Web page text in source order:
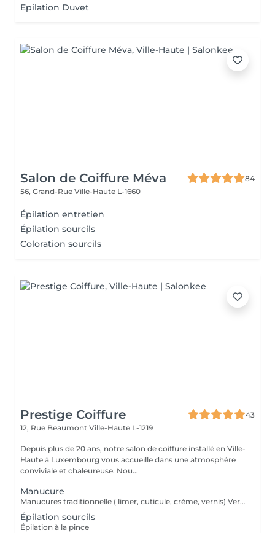
Epilation Duvet
Salon de Coiffure Méva
84
56, Grand-Rue Ville-Haute L-1660
Épilation entretien
Épilation sourcils
Coloration sourcils
Prestige Coiffure
43
12, Rue Beaumont Ville-Haute L-1219
Depuis plus de 20 ans, notre salon de coiffure installé en Ville-
Haute à Luxembourg vous accueille dans une atmosphère
conviviale et chaleureuse. Nou...
Manucure
Manucures traditionnelle ( limer, cuticule, crème, vernis) Vernis Semi-permanent sans manucure à.p.d : 28
Épilation sourcils
Épilation à la pince